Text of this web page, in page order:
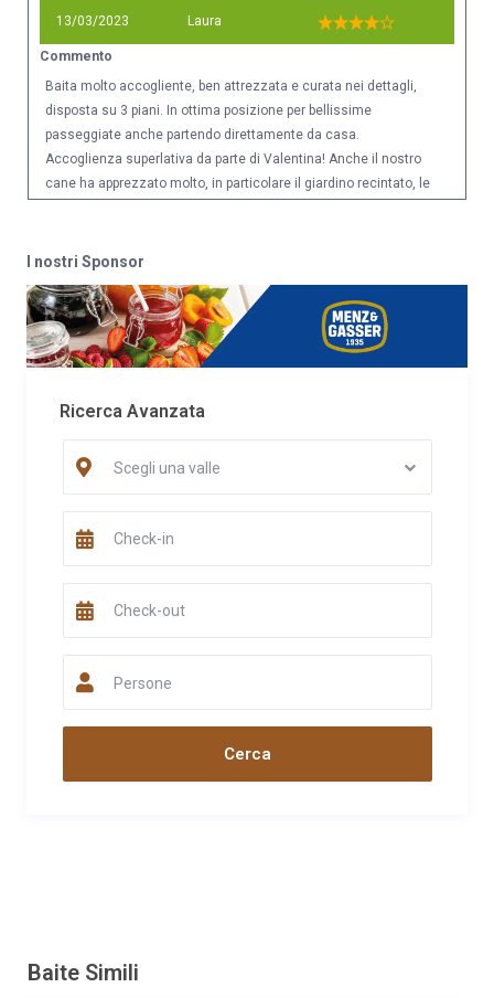
13/03/2023
Laura
Commento
Baita molto accogliente, ben attrezzata e curata nei dettagli,
disposta su 3 piani. In ottima posizione per bellissime
passeggiate anche partendo direttamente da casa.
Accoglienza superlativa da parte di Valentina! Anche il nostro
cane ha apprezzato molto, in particolare il giardino recintato, le
esterno al piano -1). La vallata è bellissima e ancora
Consigliatissima!
Data
10/02/2023
Nome
Giovanni
Valutazione
Commento
Data
Nome
Commento
La baita è molto curata, dispone di tutto quello che serve. I
anche regalato un vassoio di benvenuto con torta sacher e
prodotti del territorio. Tutto perfetto!Un posto in cui tornare
01/08/2021
Mirella
veramente con buon gusto. La signora Valentina ci ha
I nostri Sponsor
Ricerca Avanzata
Scegli una valle
Persone
Baite Simili